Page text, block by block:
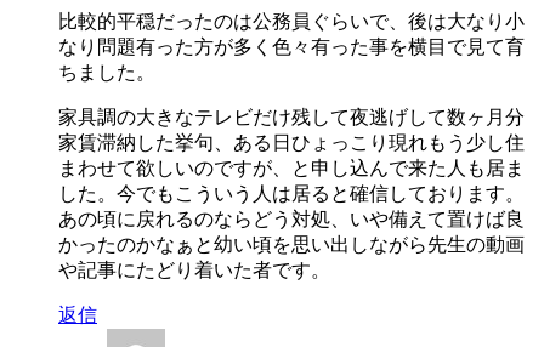
比較的平穏だったのは公務員ぐらいで、後は大なり小
なり問題有った方が多く色々有った事を横目で見て育
ちました。
家具調の大きなテレビだけ残して夜逃げして数ヶ月分
家賃滞納した挙句、ある日ひょっこり現れもう少し住
まわせて欲しいのですが、と申し込んで来た人も居ま
した。今でもこういう人は居ると確信しております。
あの頃に戻れるのならどう対処、いや備えて置けば良
かったのかなぁと幼い頃を思い出しながら先生の動画
や記事にたどり着いた者です。
返信